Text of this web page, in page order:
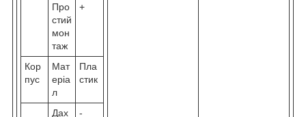
Про
стий
мон
таж
+
Кор
пус
Мат
еріа
л
Пла
стик
Дах
-